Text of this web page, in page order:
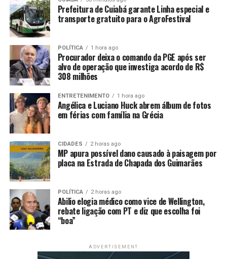
sociais.
De acordo com o ministro chileno, a
dos esforços para reforçar as relações comerciais
entre os dois países, fortalecendo o comércio de
produtos agropecuários. Ele informou ainda que as
autoridades chilenas seguem negociando a compra
de carne com representantes de outras unidades
federativas brasileirasque atendam às exigências
fitossanitárias impostas pelo Serviço Agrícola e
Pecuário (SAG) do Chile.
Oreconhecimento chileno é uma demanda antiga
dos frigoríficos paranaense
de Comércio e Relações Internacionais do Ministério da
Agricultura e Pecuária do Brasil, Luis Rua.
“Este é um pleito muito
antigo do estado [Paraná]
Prefeitura de Cuiabá garante Linha especial e
transporte gratuito para o AgroFestival
POLÍTICA 1 hora ago
Procurador deixa o comando da PGE após ser
alvo de operação que investiga acordo de R$
308 milhões
ENTRETENIMENTO 1 hora ago
Angélica e Luciano Huck abrem álbum de fotos
em férias com família na Grécia
CIDADES 2 horas ago
MP apura possível dano causado à paisagem por
placa na Estrada de Chapada dos Guimarães
POLÍTICA 2 horas ago
Abilio elogia médico como vice de Wellington,
rebate ligação com PT e diz que escolha foi
“boa”
ADVERTISEMENT